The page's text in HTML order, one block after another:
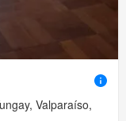
Valparaíso,